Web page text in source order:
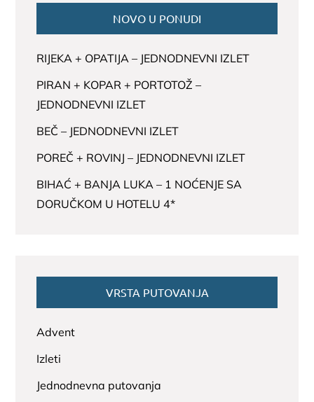
NOVO U PONUDI
RIJEKA + OPATIJA – JEDNODNEVNI IZLET
PIRAN + KOPAR + PORTOTOŽ –
JEDNODNEVNI IZLET
BEČ – JEDNODNEVNI IZLET
POREČ + ROVINJ – JEDNODNEVNI IZLET
BIHAĆ + BANJA LUKA – 1 NOĆENJE SA
DORUČKOM U HOTELU 4*
VRSTA PUTOVANJA
Advent
Izleti
Jednodnevna putovanja